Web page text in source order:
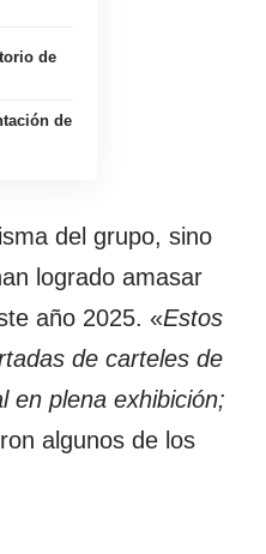
de
de
del grupo, sino
logrado amasar
año 2025. «Estos
de carteles de
en plena exhibición;
algunos de los